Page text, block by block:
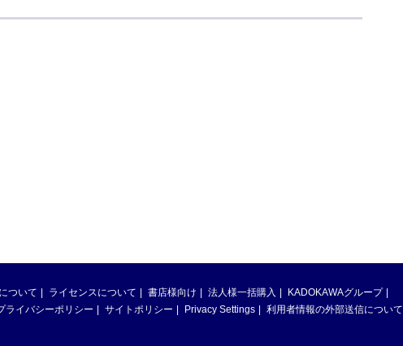
ついて ライセンスについて 書店様向け 法人様一括購入
KADOKAWAグループ
ライバシーポリシー サイトポリシー Privacy Settings 利用者情報の外部送信について